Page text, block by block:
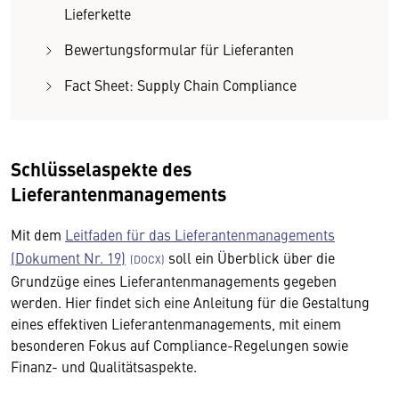
Lieferkette
Bewertungsformular für Lieferanten
Fact Sheet: Supply Chain Compliance
Schlüsselaspekte des
Lieferantenmanagements
Mit dem Leitfaden für das Lieferantenmanagements
(Dokument Nr. 19)
soll ein Überblick über die
Grundzüge eines Lieferantenmanagements gegeben
werden. Hier findet sich eine Anleitung für die Gestaltung
eines effektiven Lieferantenmanagements, mit einem
besonderen Fokus auf Compliance-Regelungen sowie
Finanz- und Qualitätsaspekte.